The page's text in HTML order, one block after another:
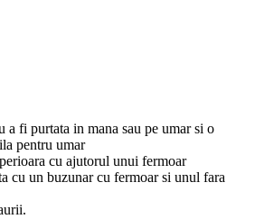
a fi purtata in mana sau pe umar si o
pentru umar
cu ajutorul unui fermoar
cu un buzunar cu fermoar si unul fara